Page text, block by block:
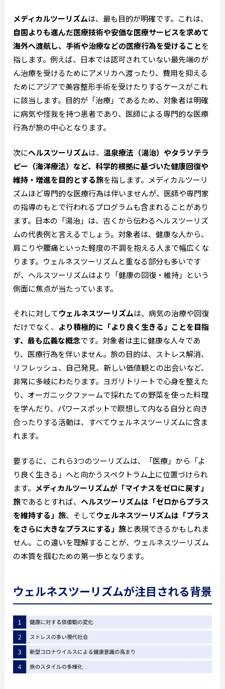
メディカルツーリズムは、最も目的が明確です。これは、
自国よりも進んだ医療技術や安価な医療サービスを求めて
海外へ渡航し、手術や治療などの医療行為を受けることを
指します。例えば、日本では認可されていない最先端のが
ん治療を受けるためにアメリカへ渡ったり、費用を抑える
ためにアジアで美容整形手術を受けたりするケースがこれ
に該当します。目的が「治療」であるため、対象者は明確
に病気や怪我を持つ患者であり、医師による専門的な医療
行為が旅の中心となります。
次にヘルスツーリズムは、 温泉療法（湯治）やタラソテラ
ピー（海洋療法）など、科学的根拠に基づいた健康回復や
維持・増進を目的とする旅を指します。メディカルツーリ
ズムほど専門的な医療行為は伴いませんが、医師や専門家
の指導のもとで行われるプログラムも含まれることがあり
ます。日本の「湯治」は、古くから伝わるヘルスツーリズ
ムの代表例と言えるでしょう。対象者は、健康な人から、
肩こりや腰痛といった軽度の不調を抱える人まで幅広くな
ります。ウェルネスツーリズムと重なる部分も多いです
が、ヘルスツーリズムはより「健康の回復・維持」という
側面に焦点が当たっています。
それに対してウェルネスツーリズムは、病気の治療や回復
だけでなく、 より積極的に「より良く生きる」ことを目指
す、最も広義な概念です。対象者は主に健康な人々であ
り、医療行為を伴いません。旅の目的は、ストレス解消、
リフレッシュ、自己発見、新しい価値観との出会いなど、
非常に多岐にわたります。ヨガリトリートで心身を整えた
り、オーガニックファームで採れたての野菜を使った料理
を学んだり、パワースポットで瞑想して内なる自分と向き
合ったりする活動は、すべてウェルネスツーリズムに含ま
れます。
要するに、これら3つのツーリズムは、「医療」から「よ
り良く生きる」へと向かうスペクトラム上に位置づけられ
ます。 メディカルツーリズムが「マイナスをゼロに戻す」
旅であるとすれば、 ヘルスツーリズムは「ゼロからプラス
を維持する」旅、そしてウェルネスツーリズムは「プラス
をさらに大きなプラスにする」旅と表現できるかもしれま
せん。この違いを理解することが、ウェルネスツーリズム
の本質を掴むための第一歩となります。
ウェルネスツーリズムが注目される背景